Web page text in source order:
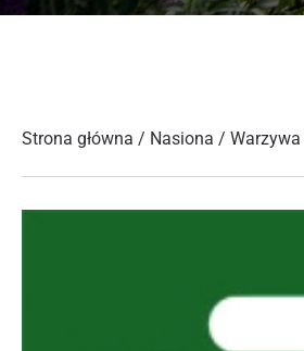
Strona główna / Nasiona / Warzywa